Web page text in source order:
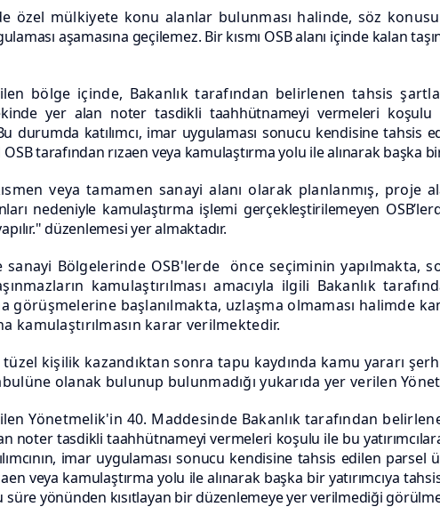
özel mülkiyete konu alanlar bulunması halinde, söz
aşamasına geçilemez. Bir kısmı OSB alanı içinde kalan
bölge içinde, Bakanlık tarafından belirlenen tahsis
yer alan noter tasdikli taahhütnameyi vermeleri koşulu
durumda katılımcı, imar uygulaması sonucu kendisine tahsis
tarafından rızaen veya kamulaştırma yolu ile alınarak başka
veya tamamen sanayi alanı olarak planlanmış, proje
nedeniyle kamulaştırma işlemi gerçekleştirilemeyen
düzenlemesi yer almaktadır.
Bölgelerinde OSB'lerde önce seçiminin yapılmakta,
kamulaştırılması amacıyla ilgili Bakanlık
görüşmelerine başlanılmakta, uzlaşma olmaması halimde
kamulaştırılmasın karar verilmektedir.
kişilik kazandıktan sonra tapu kaydında kamu yararı
olanak bulunup bulunmadığı yukarıda yer verilen
Yönetmelik'in 40. Maddesinde Bakanlık tarafından
noter tasdiklitaahhütnameyi vermeleri koşulu ile bu
imar uygulaması sonucu kendisine tahsis edilen
veya kamulaştırma yolu ile alınarak başka bir yatırımcıya
süre yönünden kısıtlayan bir düzenlemeye yer verilmediği